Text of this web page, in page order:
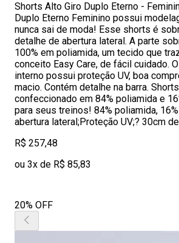
Shorts Alto Giro Duplo Eterno -
Duplo Eterno Feminino possui
nunca sai de moda! Esse shorts é
detalhe de abertura lateral. A parte
100% em poliamida, um tecido que
conceito Easy Care, de fácil cuidado.
interno possui proteção UV, boa
macio. Contém detalhe na barra.
confeccionado em 84% poliamida e
para seus treinos! 84% poliamida,
abertura lateral;Proteção UV;? 30cm
R$ 257,48
ou 3x de R$ 85,83
20% OFF